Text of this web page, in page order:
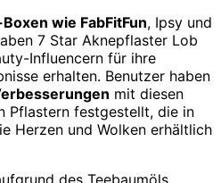
wie FabFitFun, Ipsy und
7 Star Aknepflaster Lob
Influencern für ihre
erhalten. Benutzer haben
mit diesen
Pflastern festgestellt, die in
Herzen und Wolken erhältlich
des Teebaumöls